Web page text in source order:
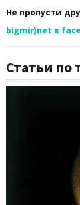
Не пропусти
bigmir)net в
Статьи по